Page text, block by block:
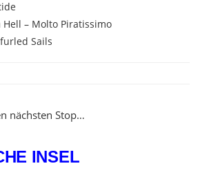
Hell – Molto Piratissimo
Sails
nächsten Stop…
INSEL